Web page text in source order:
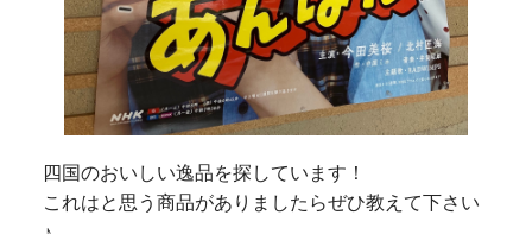
四国のおいしい逸品を探しています！
これはと思う商品がありましたらぜひ教えて下さい